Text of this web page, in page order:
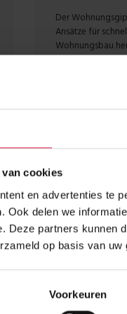
van cookies
en advertenties te
Ook delen we
Deze partners kunnen
op basis van
Voorkeuren
Der
Ansätze für
Wohnungsbau
auch in